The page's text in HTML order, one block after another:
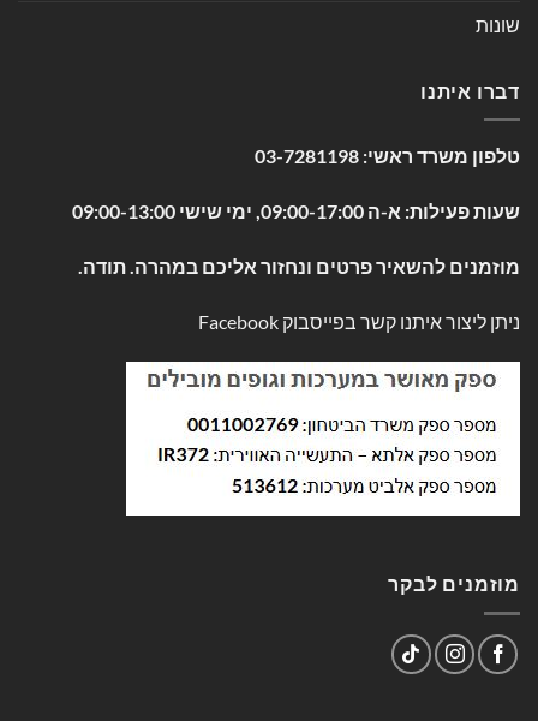
שונות
דברו איתנו
טלפון משרד ראשי: 03-7281198
שעות פעילות: א-ה 09:00-17:00, ימי שישי 09:00-13:00
מוזמנים להשאיר פרטים ונחזור אליכם במהרה. תודה.
ניתן ליצור איתנו קשר בפייסבוק Facebook
מוזמנים לבקר